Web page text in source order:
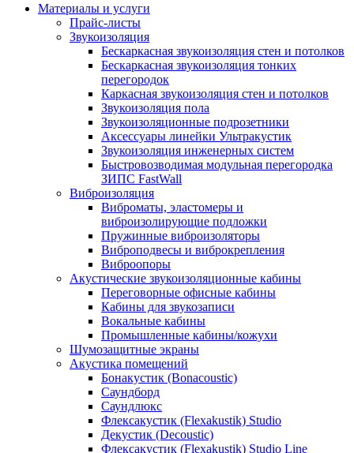
Материалы и услуги
Прайс-листы
Звукоизоляция
Бескаркасная звукоизоляция стен и потолков
Бескаркасная звукоизоляция тонких
перегородок
Каркасная звукоизоляция стен и потолков
Звукоизоляция пола
Звукоизоляционные подрозетники
Аксессуары линейки Ультракустик
Звукоизоляция инженерных систем
Быстровозводимая модульная перегородка
ЗИПС FastWall
Виброизоляция
Виброматы, эластомеры и
виброизолирующие подложки
Пружинные виброизоляторы
Виброподвесы и виброкрепления
Виброопоры
Акустические звукоизоляционные кабины
Переговорные офисные кабины
Кабины для звукозаписи
Вокальные кабины
Промышленные кабины/кожухи
Шумозащитные экраны
Акустика помещений
Бонакустик (Bonacoustic)
Саундборд
Саундлюкс
Флексакустик (Flexakustik) Studio
Декустик (Decoustic)
Флексакустик (Flexakustik) Studio Line